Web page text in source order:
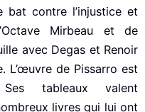
bat contre l’injustice et
Mirbeau et de
avec Degas et Renoir
L’œuvre de Pissarro est
Ses tableaux valent
livres qui lui ont